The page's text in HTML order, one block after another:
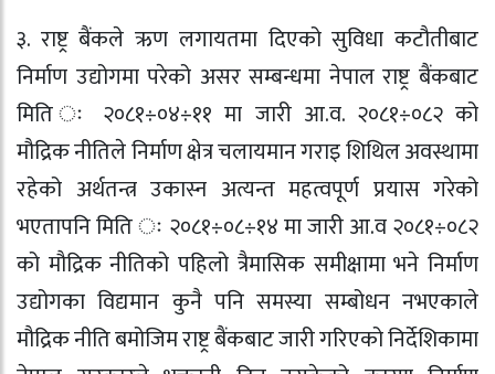
३. राष्ट्र बैंकले ऋण लगायतमा दिएको सुविधा कटौतीबाट
निर्माण उद्योगमा परेको असर सम्बन्धमा नेपाल राष्ट्र बैंकबाट
मिति ः २०८१÷०४÷११ मा जारी आ.व. २०८१÷०८२ को
मौद्रिक नीतिले निर्माण क्षेत्र चलायमान गराइ शिथिल अवस्थामा
रहेको अर्थतन्त्र उकास्न अत्यन्त महत्वपूर्ण प्रयास गरेको
भएतापनि मिति ः २०८१÷०८÷१४ मा जारी आ.व २०८१÷०८२
को मौद्रिक नीतिको पहिलो त्रैमासिक समीक्षामा भने निर्माण
उद्योगका विद्यमान कुनै पनि समस्या सम्बोधन नभएकाले
मौद्रिक नीति बमोजिम राष्ट्र बैंकबाट जारी गरिएको निर्देशिकामा